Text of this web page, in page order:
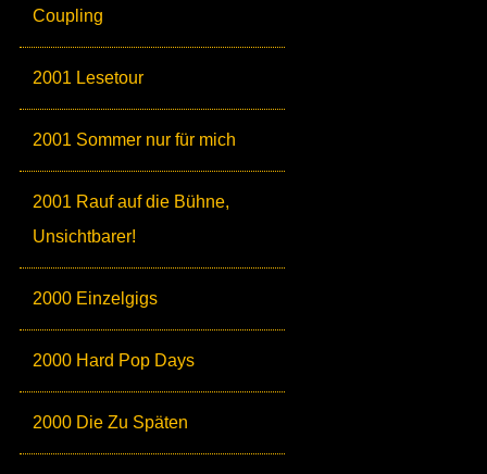
Coupling
2001 Lesetour
2001 Sommer nur für mich
2001 Rauf auf die Bühne,
Unsichtbarer!
2000 Einzelgigs
2000 Hard Pop Days
2000 Die Zu Späten